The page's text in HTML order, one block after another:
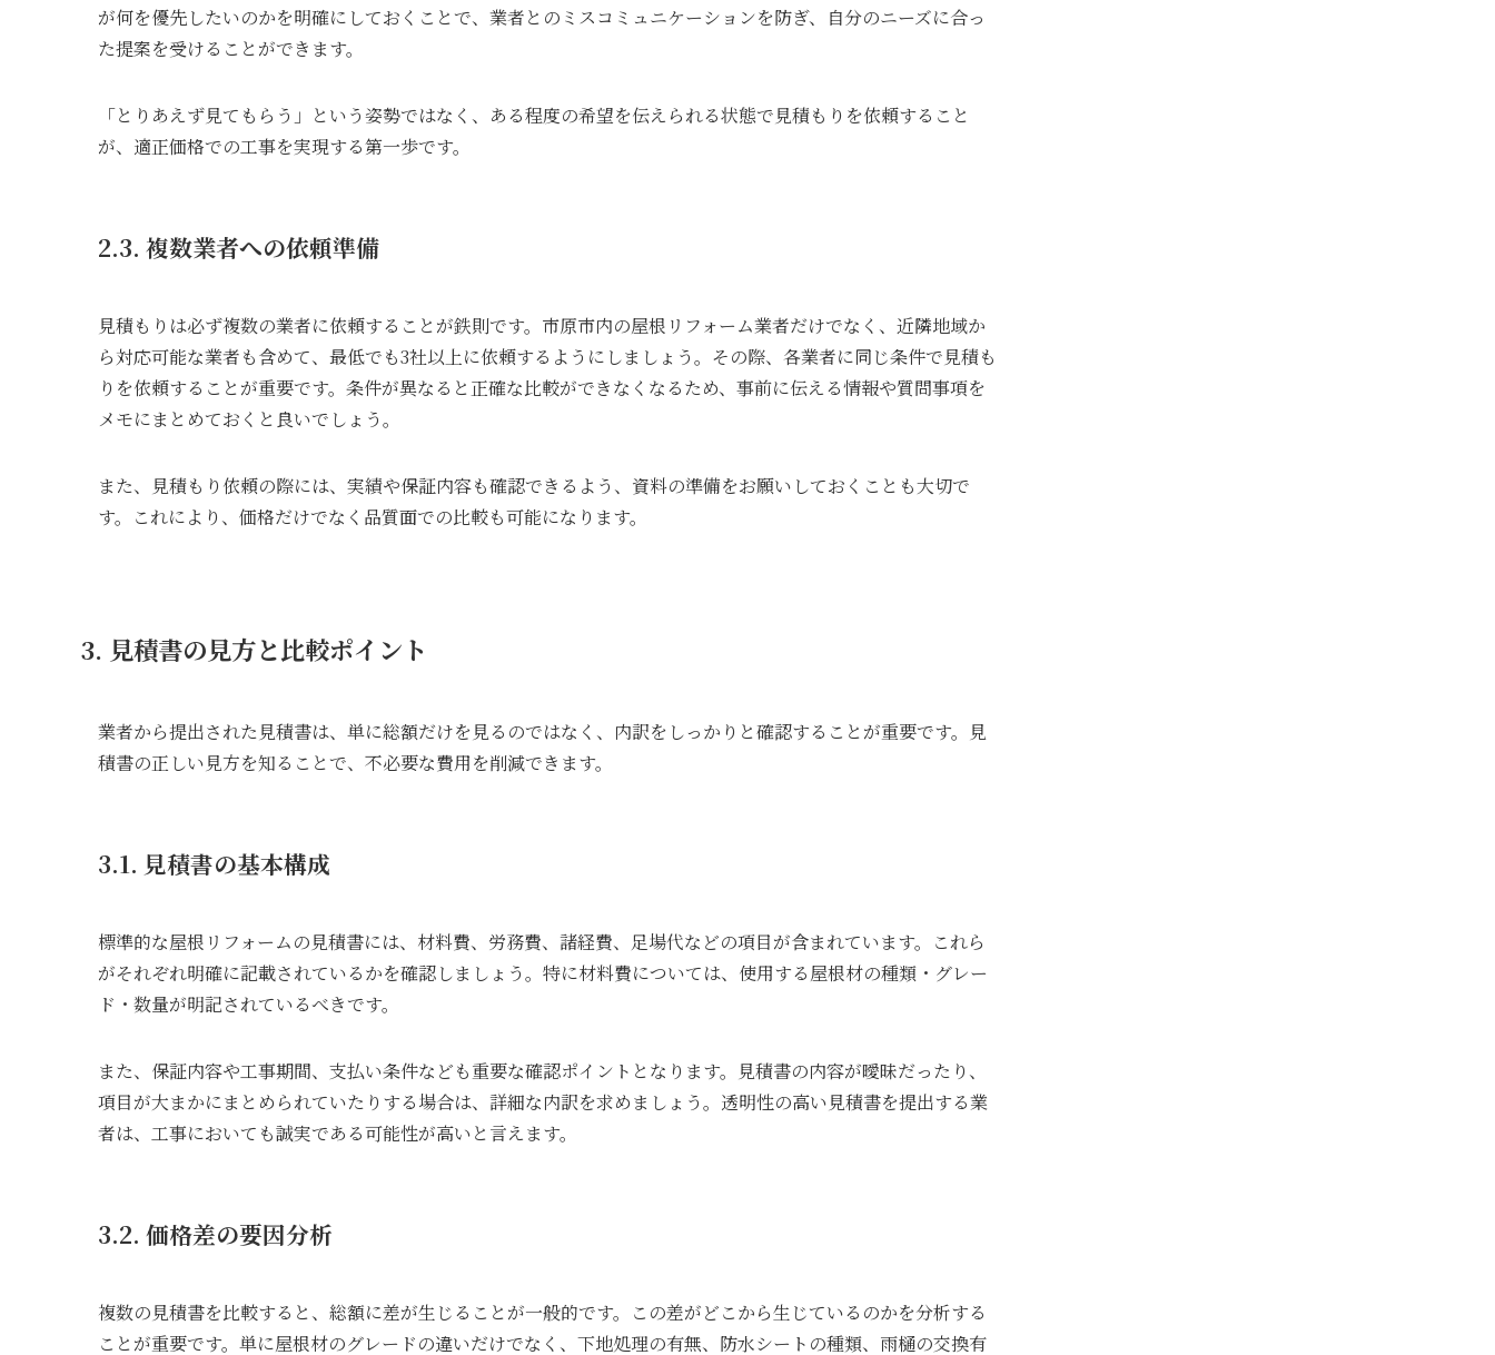
が何を優先したいのかを明確にしておくことで、業者とのミスコミュニケーションを防ぎ、自分のニーズに合っ
た提案を受けることができます。
「とりあえず見てもらう」という姿勢ではなく、ある程度の希望を伝えられる状態で見積もりを依頼すること
が、適正価格での工事を実現する第一歩です。
2.3. 複数業者への依頼準備
見積もりは必ず複数の業者に依頼することが鉄則です。市原市内の屋根リフォーム業者だけでなく、近隣地域か
ら対応可能な業者も含めて、最低でも3社以上に依頼するようにしましょう。その際、各業者に同じ条件で見積も
りを依頼することが重要です。条件が異なると正確な比較ができなくなるため、事前に伝える情報や質問事項を
メモにまとめておくと良いでしょう。
また、見積もり依頼の際には、実績や保証内容も確認できるよう、資料の準備をお願いしておくことも大切で
す。これにより、価格だけでなく品質面での比較も可能になります。
3. 見積書の見方と比較ポイント
業者から提出された見積書は、単に総額だけを見るのではなく、内訳をしっかりと確認することが重要です。見
積書の正しい見方を知ることで、不必要な費用を削減できます。
3.1. 見積書の基本構成
標準的な屋根リフォームの見積書には、材料費、労務費、諸経費、足場代などの項目が含まれています。これら
がそれぞれ明確に記載されているかを確認しましょう。特に材料費については、使用する屋根材の種類・グレー
ド・数量が明記されているべきです。
また、保証内容や工事期間、支払い条件なども重要な確認ポイントとなります。見積書の内容が曖昧だったり、
項目が大まかにまとめられていたりする場合は、詳細な内訳を求めましょう。透明性の高い見積書を提出する業
者は、工事においても誠実である可能性が高いと言えます。
3.2. 価格差の要因分析
複数の見積書を比較すると、総額に差が生じることが一般的です。この差がどこから生じているのかを分析する
ことが重要です。単に屋根材のグレードの違いだけでなく、下地処理の有無、防水シートの種類、雨樋の交換有